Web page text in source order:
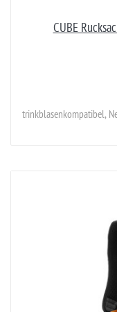
CUBE
trinkblasenkompatibel,